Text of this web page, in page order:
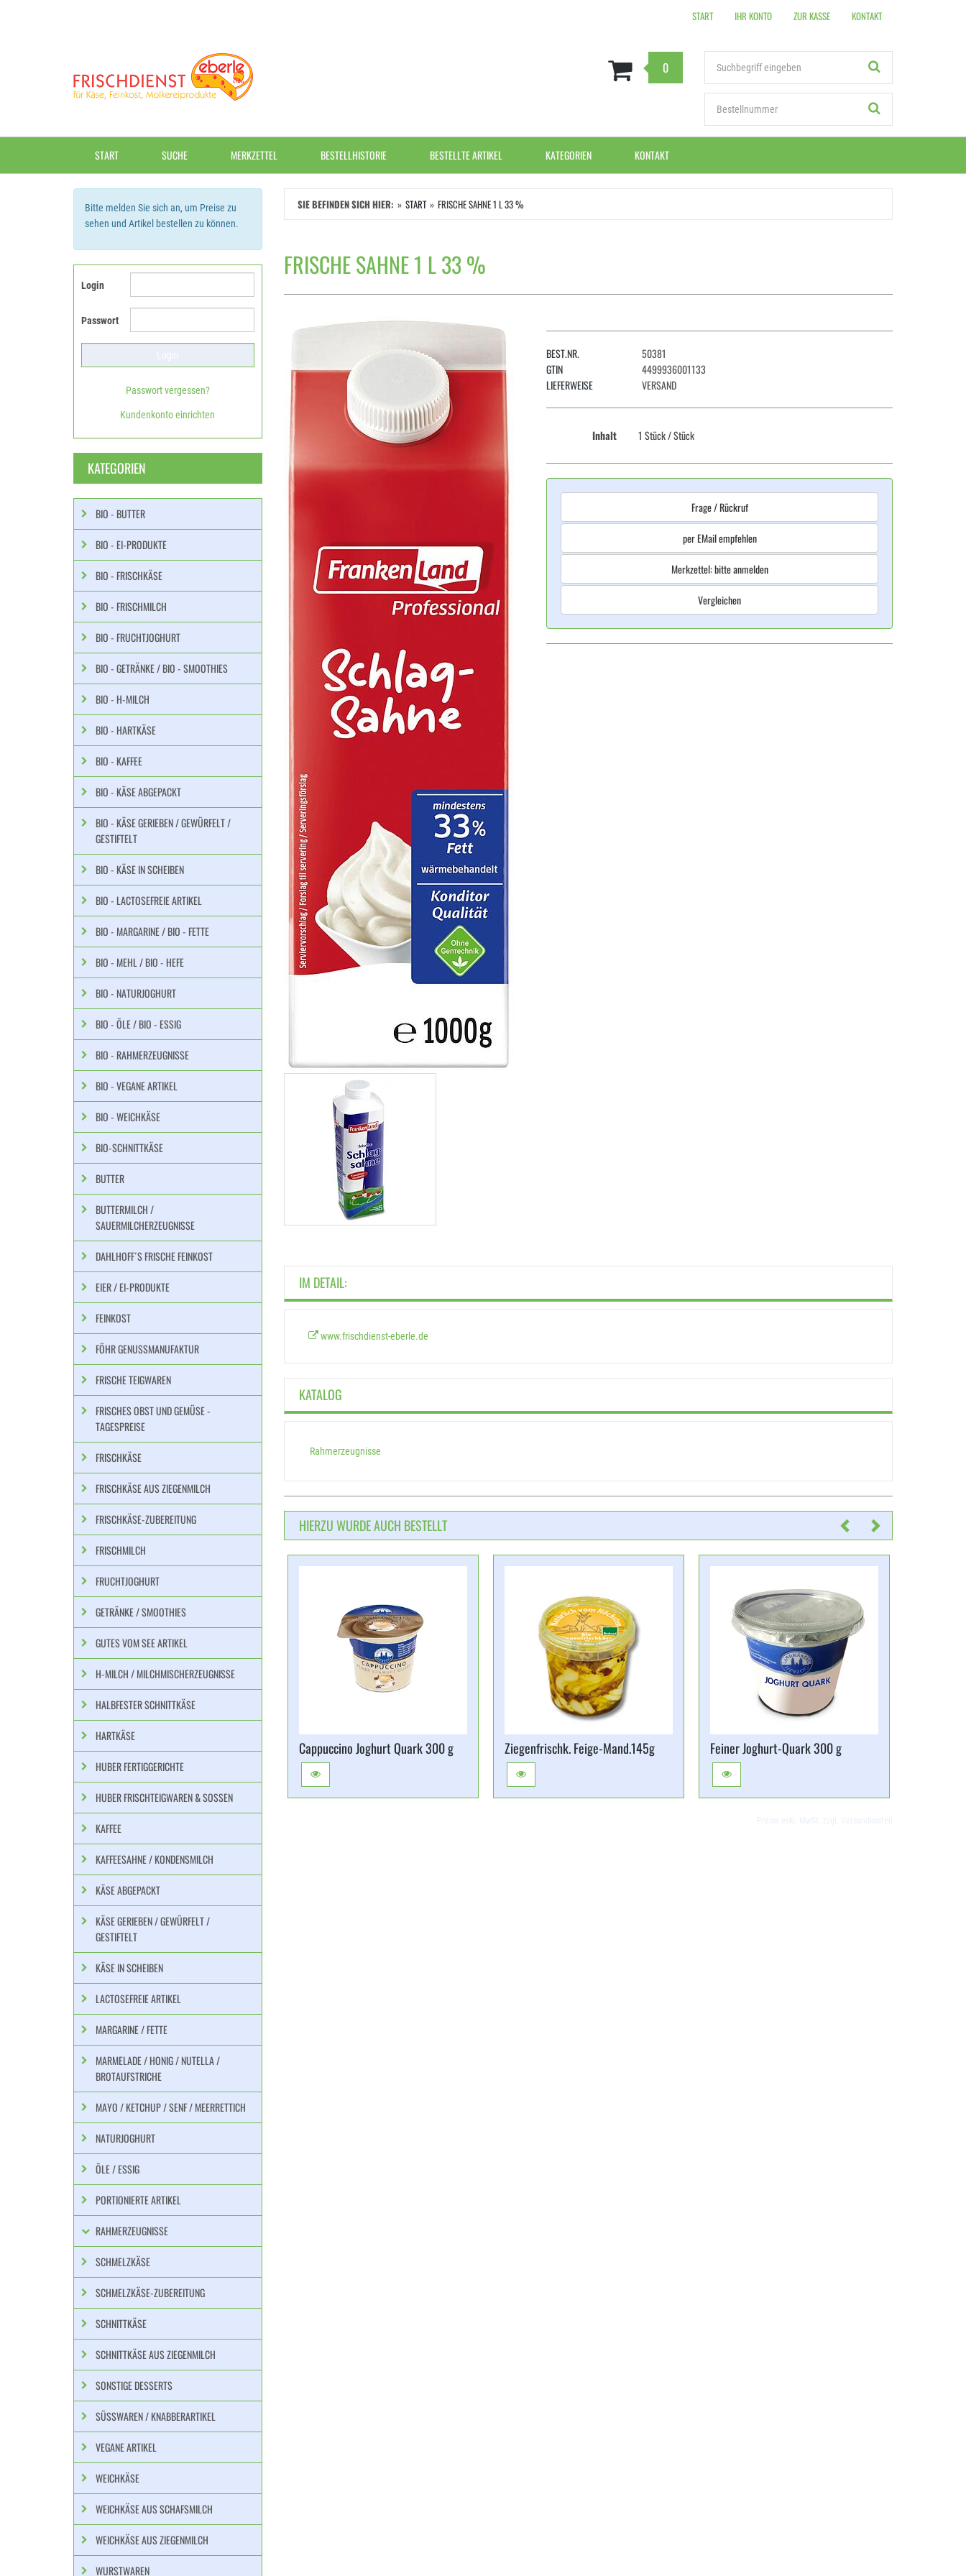
START IHR KONTO ZUR KASSE KONTAKT
0
START SUCHE MERKZETTEL BESTELLHISTORIE BESTELLTE ARTIKEL KATEGORIEN KONTAKT
SIE BEFINDEN SICH HIER: START FRISCHE SAHNE 1 L 33 %
FRISCHE SAHNE 1 L 33 %
BEST.NR.
50381
GTIN
4499936001133
LIEFERWEISE
VERSAND
Inhalt 1 Stück/ Stück
Frage / Rückruf
per EMail empfehlen
Merkzettel: bitte anmelden
Vergleichen
IM DETAIL:
www.frischdienst-eberle.de
KATALOG
Rahmerzeugnisse
HIERZU WURDE AUCH BESTELLT
Cappuccino Joghurt Quark 300 g Ziegenfrischk. Feige-​Mand.​145g Feiner Joghurt-​Quark 300 g
Bitte melden Sie sich an, um Preise zu
sehen und Artikel bestellen zu können.
Login
Passwort
Passwort vergessen?
Kundenkonto einrichten
KATEGORIEN
BIO - BUTTER
BIO - EI-PRODUKTE
BIO - FRISCHKÄSE
BIO - FRISCHMILCH
BIO - FRUCHTJOGHURT
BIO - GETRÄNKE / BIO - SMOOTHIES
BIO - H-MILCH
BIO - HARTKÄSE
BIO - KAFFEE
BIO - KÄSE ABGEPACKT
BIO - KÄSE GERIEBEN / GEWÜRFELT /
GESTIFTELT
BIO - KÄSE IN SCHEIBEN
BIO - LACTOSEFREIE ARTIKEL
BIO - MARGARINE / BIO - FETTE
BIO - MEHL / BIO - HEFE
BIO - NATURJOGHURT
BIO - ÖLE / BIO - ESSIG
BIO - RAHMERZEUGNISSE
BIO - VEGANE ARTIKEL
BIO - WEICHKÄSE
BIO-SCHNITTKÄSE
BUTTER
BUTTERMILCH /
SAUERMILCHERZEUGNISSE
DAHLHOFF´S FRISCHE FEINKOST
EIER / EI-PRODUKTE
FEINKOST
FÖHR GENUSSMANUFAKTUR
FRISCHE TEIGWAREN
FRISCHES OBST UND GEMÜSE -
TAGESPREISE
FRISCHKÄSE
FRISCHKÄSE AUS ZIEGENMILCH
FRISCHKÄSE-ZUBEREITUNG
FRISCHMILCH
FRUCHTJOGHURT
GETRÄNKE / SMOOTHIES
GUTES VOM SEE ARTIKEL
H-MILCH / MILCHMISCHERZEUGNISSE
HALBFESTER SCHNITTKÄSE
HARTKÄSE
HUBER FERTIGGERICHTE
HUBER FRISCHTEIGWAREN & SOSSEN
KAFFEE
KAFFEESAHNE / KONDENSMILCH
KÄSE ABGEPACKT
KÄSE GERIEBEN / GEWÜRFELT /
GESTIFTELT
KÄSE IN SCHEIBEN
LACTOSEFREIE ARTIKEL
MARGARINE / FETTE
MARMELADE / HONIG / NUTELLA /
BROTAUFSTRICHE
MAYO / KETCHUP / SENF / MEERRETTICH
NATURJOGHURT
ÖLE / ESSIG
PORTIONIERTE ARTIKEL
RAHMERZEUGNISSE
SCHMELZKÄSE
SCHMELZKÄSE-ZUBEREITUNG
SCHNITTKÄSE
SCHNITTKÄSE AUS ZIEGENMILCH
SONSTIGE DESSERTS
SÜSSWAREN / KNABBERARTIKEL
VEGANE ARTIKEL
WEICHKÄSE
WEICHKÄSE AUS SCHAFSMILCH
WEICHKÄSE AUS ZIEGENMILCH
WURSTWAREN